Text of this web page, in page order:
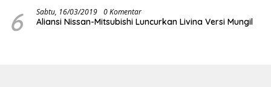
6 Sabtu, 16/03/2019 0 Komentar
Aliansi Nissan-Mitsubishi Luncurkan Livina Versi Mungil